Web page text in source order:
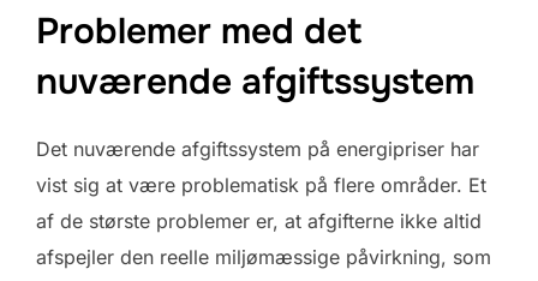
Problemer med det
nuværende afgiftssystem
Det nuværende afgiftssystem på energipriser har
vist sig at være problematisk på flere områder. Et
af de største problemer er, at afgifterne ikke altid
afspejler den reelle miljømæssige påvirkning, som